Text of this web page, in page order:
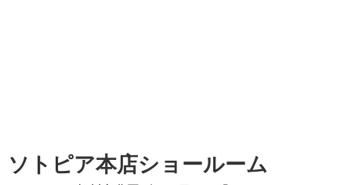
ソトピア本店ショールーム